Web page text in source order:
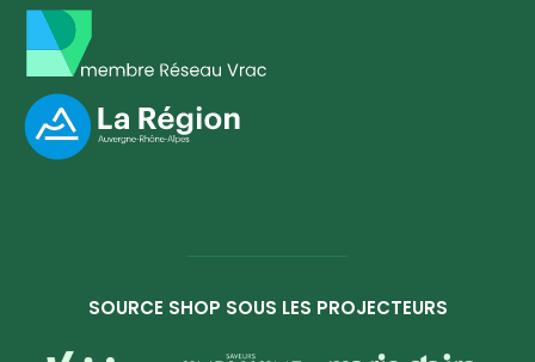
SOURCE SHOP SOUS LES PROJECTEURS